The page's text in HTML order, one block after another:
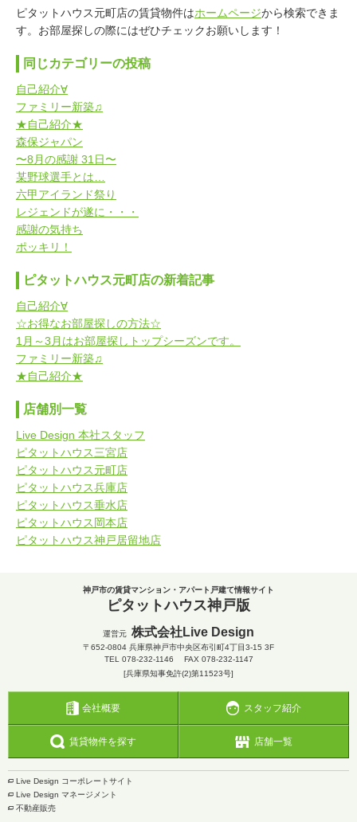
ピタットハウス元町店の賃貸物件はホームページから検索できま
す。お部屋探しの際にはぜひチェックお願いします！
同じカテゴリーの投稿
自己紹介∀
ファミリー新築♫
★自己紹介★
森保ジャパン
〜8月の感謝 31日〜
某野球選手とは…
六甲アイランド祭り
レジェンドが遂に・・・
感謝の気持ち
ポッキリ！
ピタットハウス元町店の新着記事
自己紹介∀
☆お得なお部屋探しの方法☆
1月～3月はお部屋探しトップシーズンです。
ファミリー新築♫
★自己紹介★
店舗別一覧
Live Design 本社スタッフ
ピタットハウス三宮店
ピタットハウス元町店
ピタットハウス兵庫店
ピタットハウス垂水店
ピタットハウス岡本店
ピタットハウス神戸居留地店
神戸市の賃貸マンション・アパート戸建て情報サイト
ピタットハウス神戸版
運営元 株式会社Live Design
〒652-0804 兵庫県神戸市中央区布引町4丁目3-15 3F
TEL 078-232-1146
FAX 078-232-1147
[兵庫県知事免許(2)第11523号]
会社概要 スタッフ紹介
賃貸物件を探す 店舗一覧
Live Design コーポレートサイト
Live Design マネージメント
不動産販売